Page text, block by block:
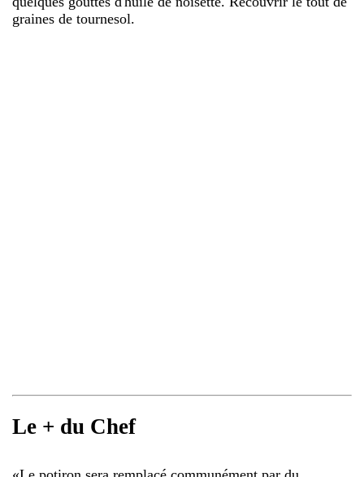
graines de tournesol.
Le + du Chef